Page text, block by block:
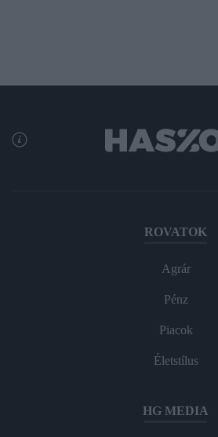
ROVATOK
Agrár
Pénz
Piacok
Életstílus
HG MEDIA